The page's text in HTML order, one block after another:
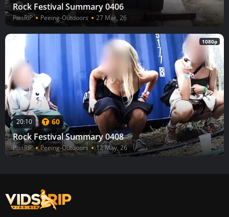
Rock Festival Summary 0406
PissRIP Peeing-Outdoors 27 Mar, 26
1080p
20:10 60
Rock Festival Summary 0408
PissRIP Peeing-Outdoors 12 May, 26